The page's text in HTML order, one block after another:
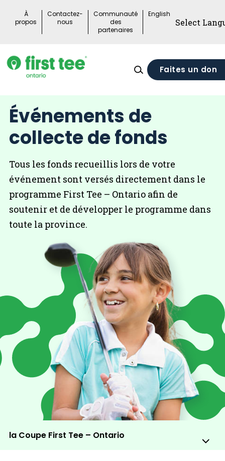
À
propos
Contactez-
nous
Communauté
des
partenaires
English
Faites un don
Événements de
collecte de fonds
Tous les fonds recueillis lors de votre
événement sont versés directement dans le
programme First Tee – Ontario afin de
soutenir et de développer le programme dans
toute la province.
la Coupe First Tee – Ontario
Sub